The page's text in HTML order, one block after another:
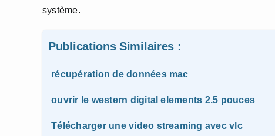
système.
Publications Similaires :
récupération de données mac
ouvrir le western digital elements 2.5 pouces
Télécharger une video streaming avec vlc